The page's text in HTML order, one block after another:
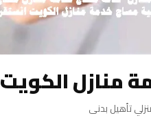
منازل الكويت
تأهيل بدنى